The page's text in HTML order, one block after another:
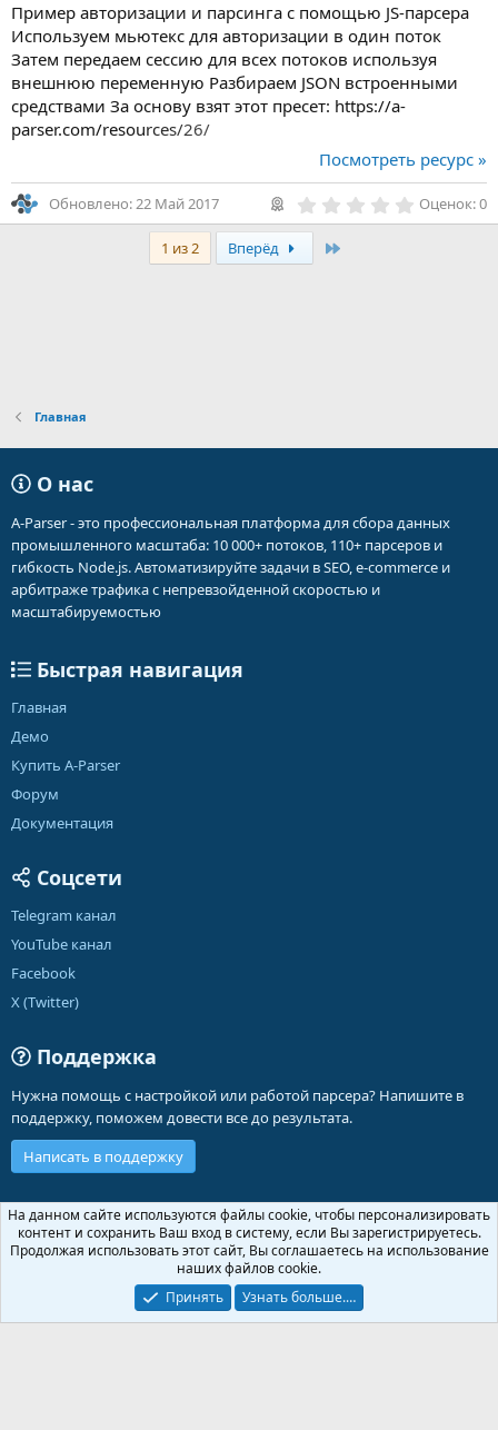
ё
з
д
Пример авторизации и парсинга с помощью JS-парсера
Используем мьютекс для авторизации в один поток
Затем передаем сессию для всех потоков используя
внешнюю переменную Разбираем JSON встроенными
средствами За основу взят этот пресет: https://a-
parser.com/resources/26/
Посмотреть ресурс »
Обновлено:22 Май 2017 0
,
Оценок: 0
1 из 2 Вперёд
Главная
О нас
A-Parser - это профессиональная платформа для сбора данных
промышленного масштаба: 10 000+ потоков, 110+ парсеров и
гибкость Node.js. Автоматизируйте задачи в SEO, e-commerce и
арбитраже трафика с непревзойденной скоростью и
масштабируемостью
Быстрая навигация
Главная
Демо
Купить A-Parser
Форум
Документация
Соцсети
Telegram канал
YouTube канал
Facebook
X (Twitter)
Поддержка
Нужна помощь с настройкой или работой парсера? Напишите в
поддержку, поможем довести все до результата.
Написать в поддержку
Russian (RU)
Обратная связь
Условия и правила
Политика конфиденциальности
Помощь
Community platform by XenForo ® © 2010-2026 XenForo Ltd.
На данном сайте используются файлы cookie, чтобы персонализировать
контент и сохранить Ваш вход в систему, если Вы зарегистрируетесь.
Продолжая использовать этот сайт, Вы соглашаетесь на использование
наших файлов cookie.
Принять
Узнать больше.…